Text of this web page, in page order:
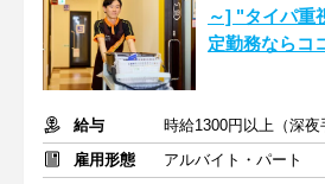
～] "タイパ
定勤務ならコ
給与
雇用形態
アルバイト・パート